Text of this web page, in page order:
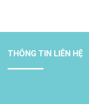
THÔNG TIN LIÊN HỆ